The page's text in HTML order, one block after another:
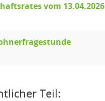
vom 13.04.2026
Teil: